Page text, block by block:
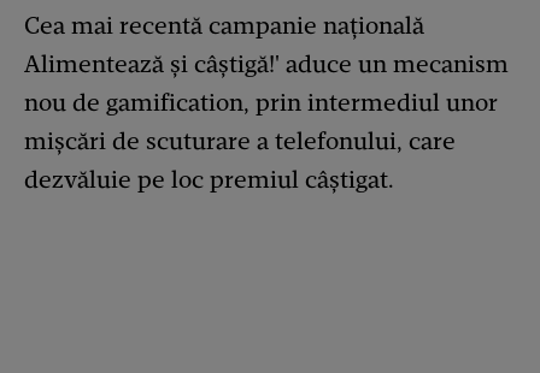
Cea mai recentă campanie națională
Alimentează și câștigă!' aduce un mecanism
nou de gamification, prin intermediul unor
mișcări de scuturare a telefonului, care
dezvăluie pe loc premiul câștigat.